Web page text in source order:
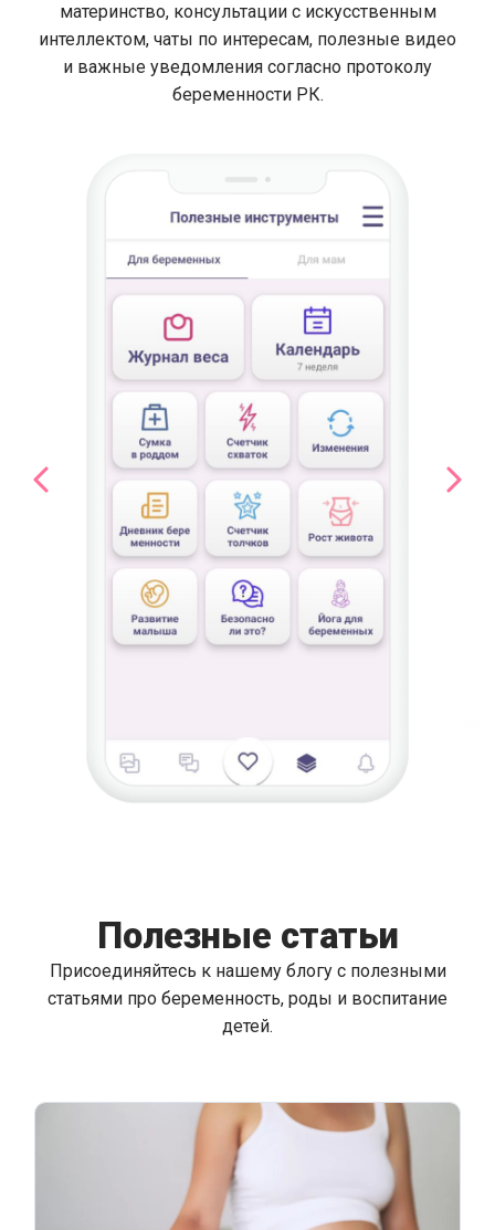
материнство, консультации с искусственным
интеллектом, чаты по интересам, полезные видео
и важные уведомления согласно протоколу
беременности РК.
Полезные статьи
Присоединяйтесь к нашему блогу с полезными
статьями про беременность, роды и воспитание
детей.